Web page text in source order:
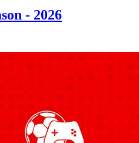
- 2026